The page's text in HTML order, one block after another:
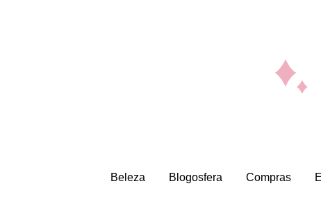
Beleza Blogosfera Compras